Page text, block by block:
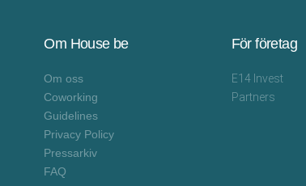
Om House be
Om oss
Coworking
Guidelines
Privacy Policy
Pressarkiv
FAQ
För företag
E14 Invest
Partners